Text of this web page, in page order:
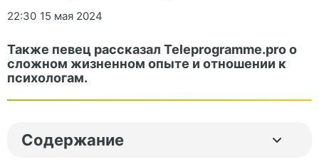
22:30 15 мая 2024
Также певец рассказал Teleprogramme.pro о
сложном жизненном опыте и отношении к
психологам.
Содержание